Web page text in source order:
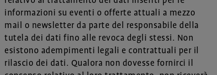
informazioni su eventi o offerte attuali a mezzo
mail o newsletter da parte del responsabile della
tutela dei dati fino alle revoca degli stessi. Non
esistono adempimenti legali e contrattuali per il
rilascio dei dati. Qualora non dovesse fornirci il